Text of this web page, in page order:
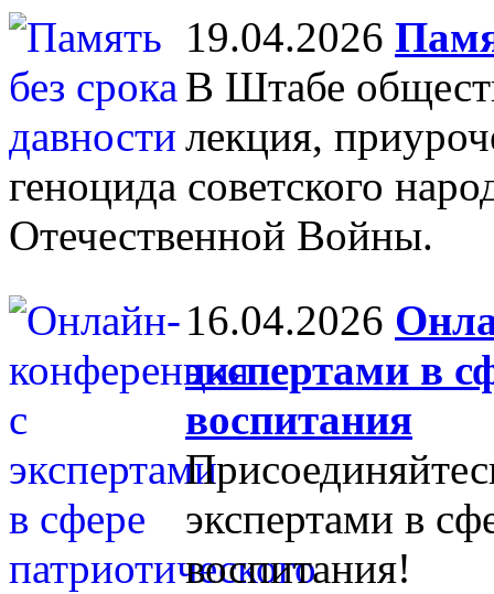
19.04.2026
В Штабе
лекция,
геноцида советского
Отечественной Войны.
16.04.2026
экспертами в
воспитания
экспертами в
воспитания!